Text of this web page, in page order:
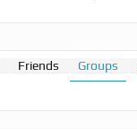
Friends Groups